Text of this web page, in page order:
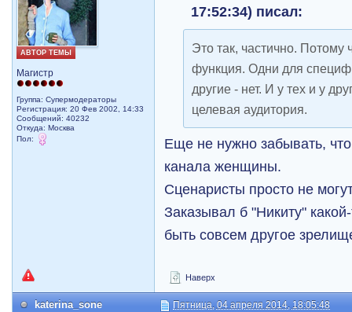
АВТОР ТЕМЫ
Магистр
Группа: Супермодераторы
Регистрация: 20 Фев 2002, 14:33
Сообщений: 40232
Откуда: Москва
Пол:
17:52:34) писал:
Это так, частично. Потому
функция. Одни для
другие - нет. И у тех и у
целевая аудитория.
Еще не нужно забывать,
канала женщины.
Сценаристы просто не
Заказывал б "Никиту"
быть совсем другое
Наверх
katerina_sone Пятница, 04 апреля 2014, 18:05:48